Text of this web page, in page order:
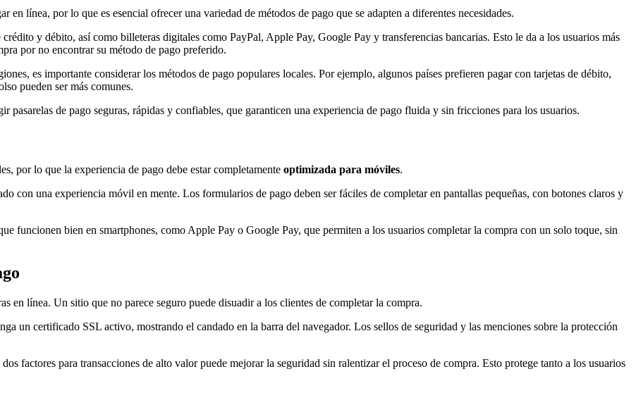
en línea, por lo que es esencial ofrecer una variedad de métodos de pago que se adapten a diferentes necesidades.
y débito, así como billeteras digitales como PayPal, Apple Pay, Google Pay y transferencias bancarias. Esto le da a los usuarios más
por no encontrar su método de pago preferido.
es importante considerar los métodos de pago populares locales. Por ejemplo, algunos países prefieren pagar con tarjetas de débito,
pueden ser más comunes.
pasarelas de pago seguras, rápidas y confiables, que garanticen una experiencia de pago fluida y sin fricciones para los usuarios.
por lo que la experiencia de pago debe estar completamente optimizada para móviles.
con una experiencia móvil en mente. Los formularios de pago deben ser fáciles de completar en pantallas pequeñas, con botones claros y
funcionen bien en smartphones, como Apple Pay o Google Pay, que permiten a los usuarios completar la compra con un solo toque, sin
en línea. Un sitio que no parece seguro puede disuadir a los clientes de completar la compra.
un certificado SSL activo, mostrando el candado en la barra del navegador. Los sellos de seguridad y las menciones sobre la protección
factores para transacciones de alto valor puede mejorar la seguridad sin ralentizar el proceso de compra. Esto protege tanto a los usuarios